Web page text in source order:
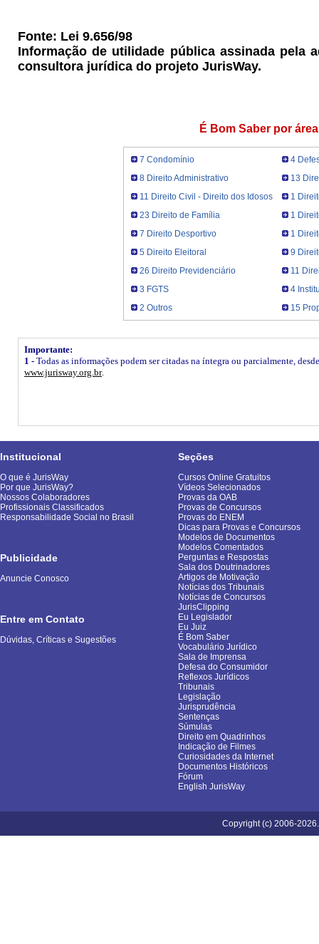
Fonte: Lei 9.656/98
Informação de utilidade pública assinada pela
consultora jurídica do projeto JurisWay.
É Bom Saber por
7 Condomínio
4
8 Direito Administrativo
13
11 Direito Civil - Direito dos Idosos
1
23 Direito de Família
1
7 Direito Desportivo
1
5 Direito Eleitoral
9
26 Direito Previdenciário
11
3 FGTS
4
2 Outros
15
Importante:
1 - Todas as informações podem ser citadas na íntegra ou parcialmente,
www.jurisway.org.br.
Institucional
O que é JurisWay
Por que JurisWay?
Nossos Colaboradores
Profissionais Classificados
Responsabilidade Social no Brasil
Publicidade
Anuncie Conosco
Entre em Contato
Dúvidas, Críticas e Sugestões
Seções
Cursos Online Gratuitos
Vídeos Selecionados
Provas da OAB
Provas de Concursos
Provas do ENEM
Dicas para Provas e Concursos
Modelos de Documentos
Modelos Comentados
Perguntas e Respostas
Sala dos Doutrinadores
Artigos de Motivação
Notícias dos Tribunais
Notícias de Concursos
JurisClipping
Eu Legislador
Eu Juiz
É Bom Saber
Vocabulário Jurídico
Sala de Imprensa
Defesa do Consumidor
Reflexos Jurídicos
Tribunais
Legislação
Jurisprudência
Sentenças
Súmulas
Direito em Quadrinhos
Indicação de Filmes
Curiosidades da Internet
Documentos Históricos
Fórum
English JurisWay
Copyright (c) 2006-